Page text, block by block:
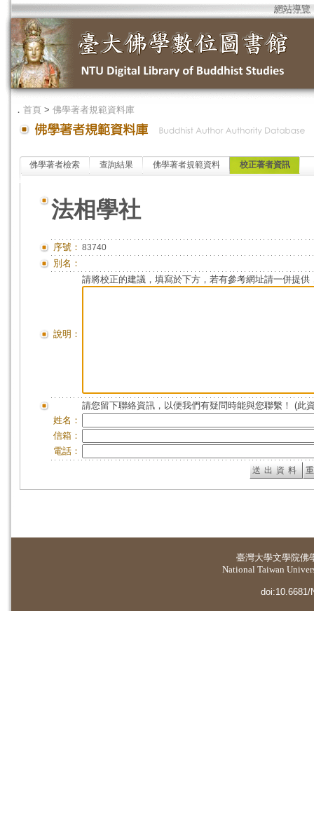
網站導覽
． 首頁 > 佛學著者規範資料庫
佛學著者檢索 查詢結果 佛學著者規範資料 校正著者資訊
法相學社
序號： 83740
別名：
說明：
請將校正的建議，填寫於下方，若有參考網址請一併提供
請您留下聯絡資訊，以便我們有疑問時能與您聯繫！ (此
姓名：
信箱：
電話：
臺灣大學文學院佛
National Taiwan
doi:10.6681/